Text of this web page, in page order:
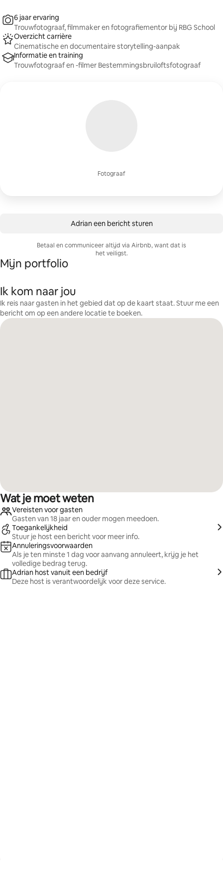
Fotograaf
6 jaar ervaring
Trouwfotograaf, filmmaker en fotografiementor bij RBG School
Overzicht carrière
Cinematische en documentaire storytelling-aanpak
Informatie en training
Trouwfotograaf en -filmer Bestemmingsbruiloftsfotograaf
Adrian een bericht sturen
Betaal en communiceer altijd via Airbnb, want dat is
het veiligst.
Mijn portfolio
Ik kom naar jou
Ik reis naar gasten in het gebied dat op de kaart staat. Stuur me een
bericht om op een andere locatie te boeken.
Wat je moet weten
Vereisten voor gasten
Gasten van 18 jaar en ouder mogen meedoen.
Toegankelijkheid
Stuur je host een bericht voor meer info.
Annuleringsvoorwaarden
Als je ten minste 1 dag voor aanvang annuleert, krijg je het
volledige bedrag terug.
Adrian host vanuit een bedrijf
Deze host is verantwoordelijk voor deze service.